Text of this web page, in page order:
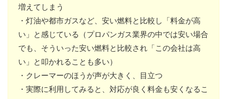
増えてしまう
・灯油や都市ガスなど、安い燃料と比較し「料金が高
い」と感じている（プロパンガス業界の中では安い場合
でも、そういった安い燃料と比較され「この会社は高
い」と叩かれることも多い）
・クレーマーのほうが声が大きく、目立つ
・実際に利用してみると、対応が良く料金も安くなるこ